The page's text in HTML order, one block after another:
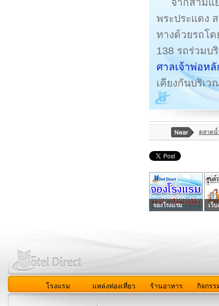
จากสามแ
พระประแดง
ทางด้วยรถโ
138 รถร่วมบ
ศาลเจ้าพ่อหลั
เคียงกันบริเ
ตลาดน้
จองโรงแรม เว็
โรงแรม แหล่งท่องเที่ยว ร้านอาหาร กิจกรร